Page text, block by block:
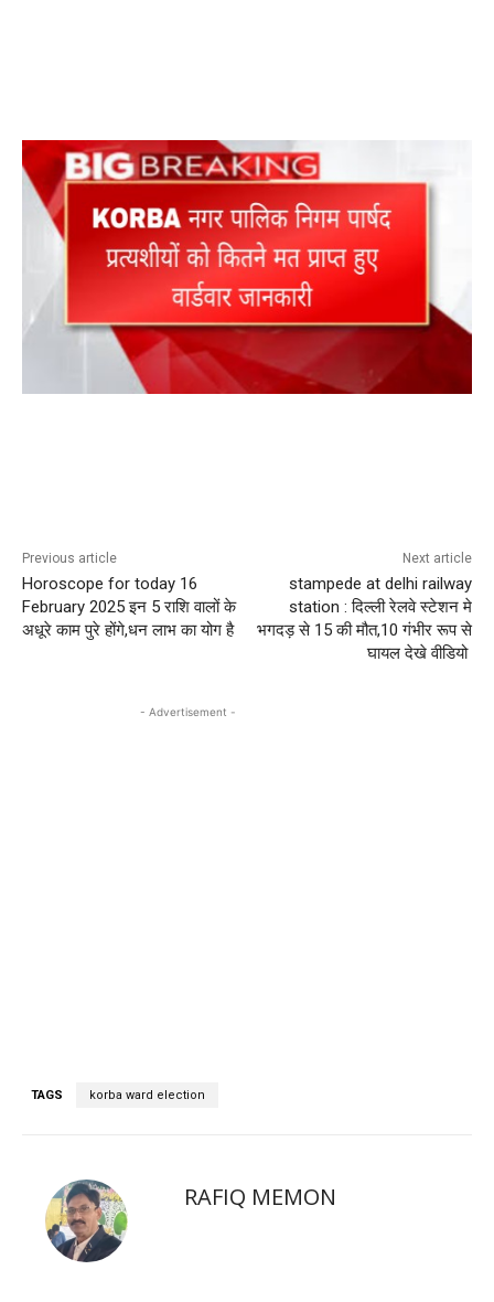
Previous article
Horoscope for today 16
February 2025 इन 5 राशि वालों के
अधूरे काम पुरे होंगे,धन लाभ का योग है
Next article
stampede at delhi railway
station : दिल्ली रेलवे स्टेशन मे
भगदड़ से 15 की मौत,10 गंभीर रूप से
घायल देखे वीडियो
- Advertisement -
TAGS korba ward election
RAFIQ MEMON